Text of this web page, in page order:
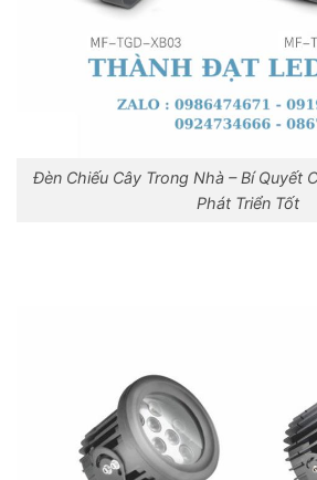
Đèn Chiếu Cây Trong Nhà – Bí Quyết
Phát Triển Tốt